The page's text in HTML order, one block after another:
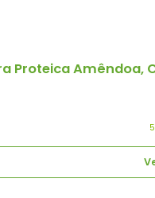
Proteica Amêndoa,